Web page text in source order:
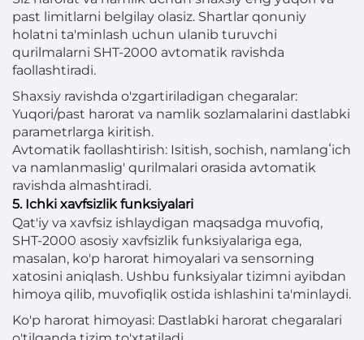
past limitlarni belgilay olasiz. Shartlar qonuniy
holatni ta'minlash uchun ulanib turuvchi
qurilmalarni SHT-2000 avtomatik ravishda
faollashtiradi.
Shaxsiy ravishda o'zgartiriladigan chegaralar:
Yuqori/past harorat va namlik sozlamalarini dastlabki
parametrlarga kiritish.
Avtomatik faollashtirish: Isitish, sochish, namlangʻich
va namlanmaslig' qurilmalari orasida avtomatik
ravishda almashtiradi.
5. Ichki xavfsizlik funksiyalari
Qat'iy va xavfsiz ishlaydigan maqsadga muvofiq,
SHT-2000 asosiy xavfsizlik funksiyalariga ega,
masalan, ko'p harorat himoyalari va sensorning
xatosini aniqlash. Ushbu funksiyalar tizimni ayibdan
himoya qilib, muvofiqlik ostida ishlashini ta'minlaydi.
Ko'p harorat himoyasi: Dastlabki harorat chegaralari